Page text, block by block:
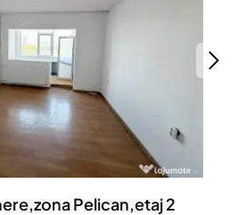
profesionale
Pelican,etaj 2